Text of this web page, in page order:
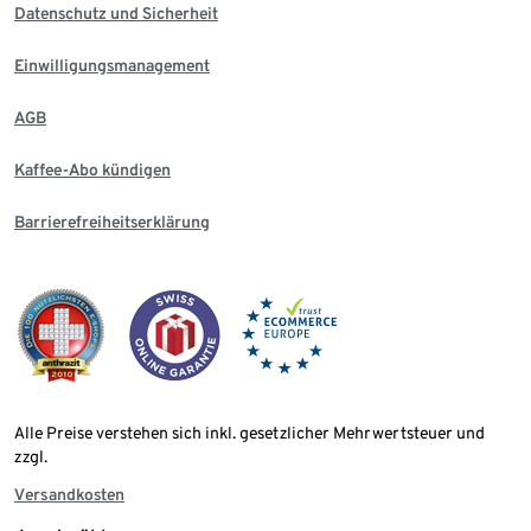
Datenschutz und Sicherheit
Einwilligungsmanagement
AGB
Kaffee-Abo kündigen
Barrierefreiheitserklärung
Alle Preise verstehen sich inkl. gesetzlicher Mehrwertsteuer und
zzgl.
Versandkosten